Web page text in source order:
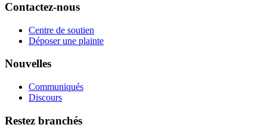
Contactez-nous
Centre de soutien
Déposer une plainte
Nouvelles
Communiqués
Discours
Restez branchés